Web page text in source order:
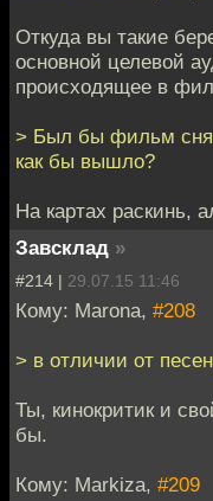
Откуда вы такие
основной целевой
происходящее в
> Был бы фильм
как бы вышло?
На картах раскинь,
Завсклад »
#214 | 29.07.15 11:46
Кому: Marona, #208
> в отличии от
Ты, кинокритик и
бы.
Кому: Markiza, #209